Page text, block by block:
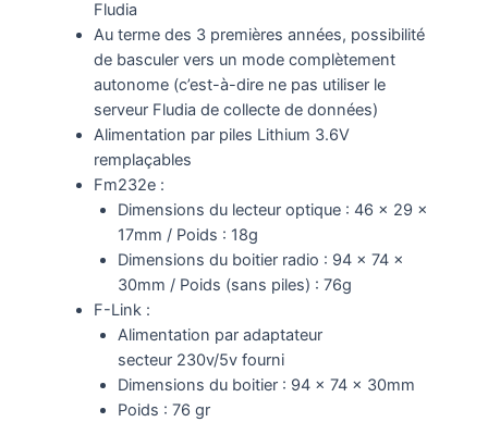
Fludia
Au terme des 3 premières années, possibilité
de basculer vers un mode complètement
autonome (c’est-à-dire ne pas utiliser le
serveur Fludia de collecte de données)
Alimentation par piles Lithium 3.6V
remplaçables
Fm232e :
Dimensions du lecteur optique : 46 x 29 x
17mm / Poids : 18g
Dimensions du boitier radio : 94 x 74 x
30mm / Poids (sans piles) : 76g
F-Link :
Alimentation par adaptateur
secteur 230v/5v fourni
Dimensions du boitier : 94 x 74 x 30mm
Poids : 76 gr